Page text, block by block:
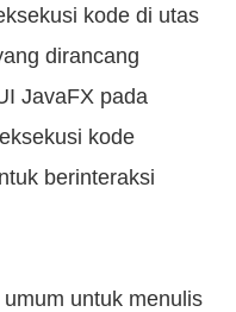
kode di utas
dirancang
JavaFX pada
kode
berinteraksi
untuk menulis